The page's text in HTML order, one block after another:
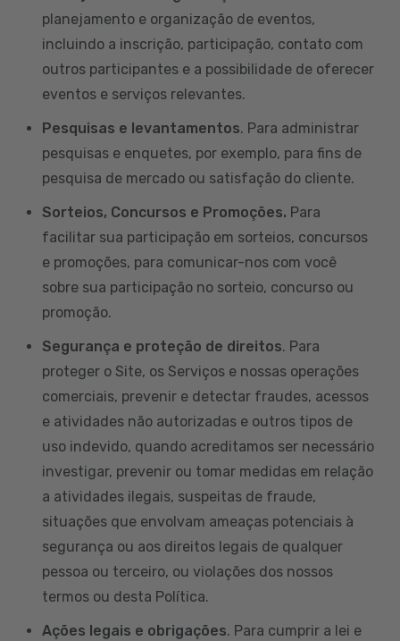
planejamento e organização de eventos,
incluindo a inscrição, participação, contato com
outros participantes e a possibilidade de oferecer
eventos e serviços relevantes.
Pesquisas e levantamentos. Para administrar
pesquisas e enquetes, por exemplo, para fins de
pesquisa de mercado ou satisfação do cliente.
Sorteios, Concursos e Promoções. Para
facilitar sua participação em sorteios, concursos
e promoções, para comunicar-nos com você
sobre sua participação no sorteio, concurso ou
promoção.
Segurança e proteção de direitos. Para
proteger o Site, os Serviços e nossas operações
comerciais, prevenir e detectar fraudes, acessos
e atividades não autorizadas e outros tipos de
uso indevido, quando acreditamos ser necessário
investigar, prevenir ou tomar medidas em relação
a atividades ilegais, suspeitas de fraude,
situações que envolvam ameaças potenciais à
segurança ou aos direitos legais de qualquer
pessoa ou terceiro, ou violações dos nossos
termos ou desta Política.
Ações legais e obrigações. Para cumprir a lei e